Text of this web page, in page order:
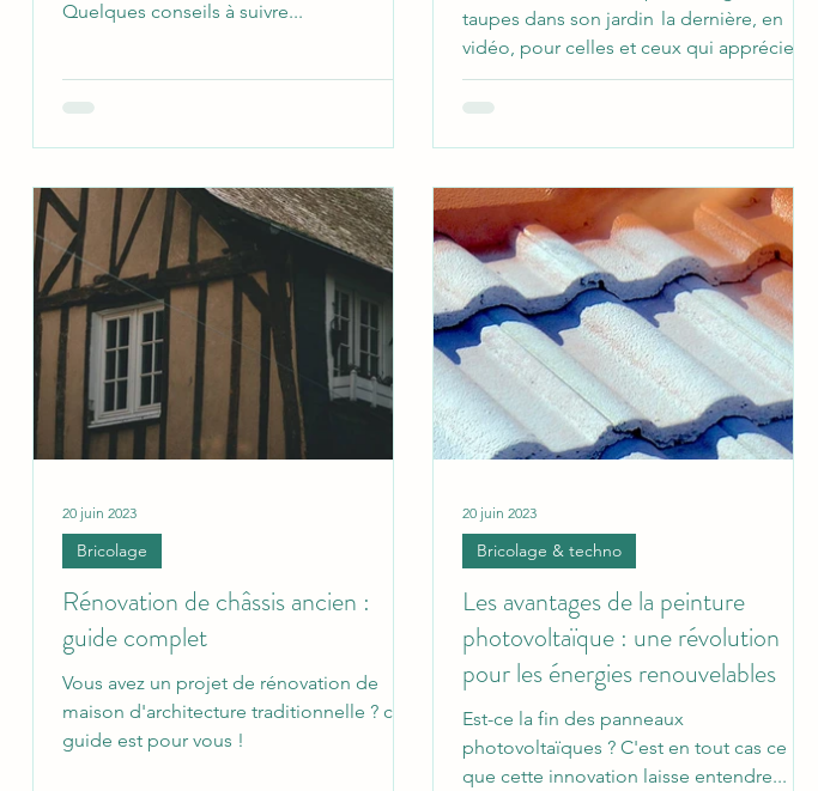
Quelques conseils à suivre...
taupes dans son jardin la dernière, en
vidéo, pour celles et ceux qui apprécient
cette petite bête...
Rénovation de châssis ancien :
guide complet
Vous avez un projet de rénovation de
maison d'architecture traditionnelle ? ce
guide est pour vous !
Bricolage
20 juin 2023
Les avantages de la peinture
photovoltaïque : une révolution
pour les énergies renouvelables
Est-ce la fin des panneaux
photovoltaïques ? C'est en tout cas ce
que cette innovation laisse entendre...
Bricolage & techno
20 juin 2023